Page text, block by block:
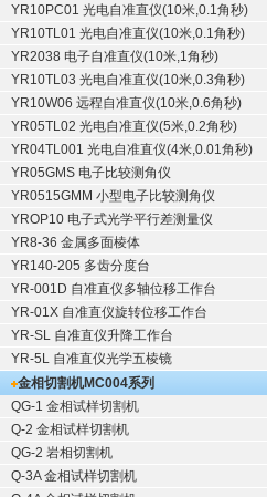
YR10PC01 光电自准直仪(10米,0.1角秒)
YR10TL01 光电自准直仪(10米,0.1角秒)
YR2038 电子自准直仪(10米,1角秒)
YR10TL03 光电自准直仪(10米,0.3角秒)
YR10W06 远程自准直仪(10米,0.6角秒)
YR05TL02 光电自准直仪(5米,0.2角秒)
YR04TL001 光电自准直仪(4米,0.01角秒)
YR05GMS 电子比较测角仪
YR0515GMM 小型电子比较测角仪
YROP10 电子式光学平行差测量仪
YR8-36 金属多面棱体
YR140-205 多齿分度台
YR-001D 自准直仪多轴位移工作台
YR-01X 自准直仪旋转位移工作台
YR-SL 自准直仪升降工作台
YR-5L 自准直仪光学五棱镜
金相切割机MC004系列
QG-1 金相试样切割机
Q-2 金相试样切割机
QG-2 岩相切割机
Q-3A 金相试样切割机